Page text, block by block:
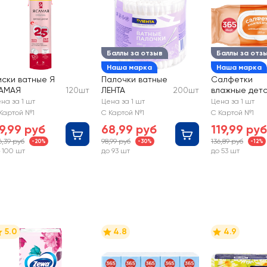
ватные Я
120шт
за 1 шт
№1
руб
руб -20%
100 шт
Баллы за отзыв
Наша марка
Палочки ватные
ЛЕНТА
200шт
Цена за 1 шт
С Картой №1
68,99 руб
98,99 руб -30%
до 93 шт
Баллы за
Наша марка
Салфетки
влажные
365 ДНЕЙ
Цена за 1 шт
С Картой №1
119,99 руб
136,89 руб -12%
до 53 шт
5.0 4.8 4.9